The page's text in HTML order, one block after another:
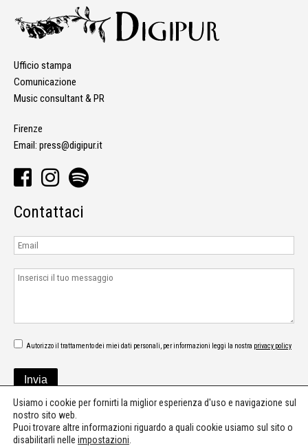
Ufficio stampa
Comunicazione
Music consultant & PR
Firenze
Email: press@digipur.it
Contattaci
Autorizzo il trattamento dei miei dati personali, per informazioni leggi la nostra privacy policy
©2026 - Digipur - Press office - Communication - Music consultant & PR -
Usiamo i cookie per fornirti la miglior esperienza d'uso e navigazione sul
nostro sito web.
Puoi trovare altre informazioni riguardo a quali cookie usiamo sul sito o
disabilitarli nelle impostazioni